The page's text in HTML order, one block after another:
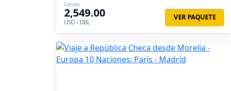
Desde
2,549.00
USD / DBL
VER PAQUETE